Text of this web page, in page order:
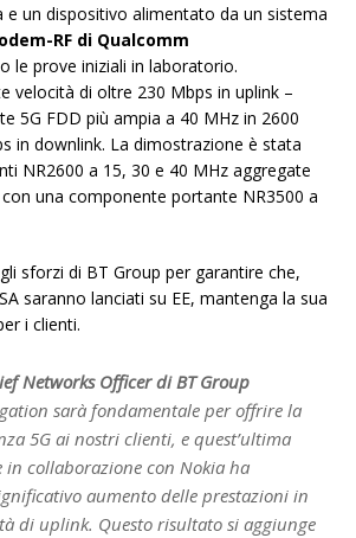
e un dispositivo alimentato da un sistema
RF di Qualcomm
le prove iniziali in laboratorio.
velocità di oltre 230 Mbps in uplink –
5G FDD più ampia a 40 MHz in 2600
in downlink. La dimostrazione è stata
NR2600 a 15, 30 e 40 MHz aggregate
una componente portante NR3500 a
sforzi di BT Group per garantire che,
saranno lanciati su EE, mantenga la sua
i clienti.
Networks Officer di BT Group
sarà fondamentale per offrire la
5G ai nostri clienti, e quest’ultima
in collaborazione con Nokia ha
aumento delle prestazioni in
di uplink. Questo risultato si aggiunge